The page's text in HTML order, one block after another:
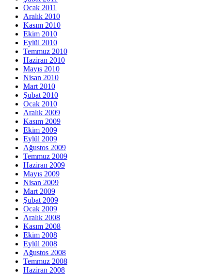
Ocak 2011
Aralık 2010
Kasım 2010
Ekim 2010
Eylül 2010
Temmuz 2010
Haziran 2010
Mayıs 2010
Nisan 2010
Mart 2010
Şubat 2010
Ocak 2010
Aralık 2009
Kasım 2009
Ekim 2009
Eylül 2009
Ağustos 2009
Temmuz 2009
Haziran 2009
Mayıs 2009
Nisan 2009
Mart 2009
Şubat 2009
Ocak 2009
Aralık 2008
Kasım 2008
Ekim 2008
Eylül 2008
Ağustos 2008
Temmuz 2008
Haziran 2008